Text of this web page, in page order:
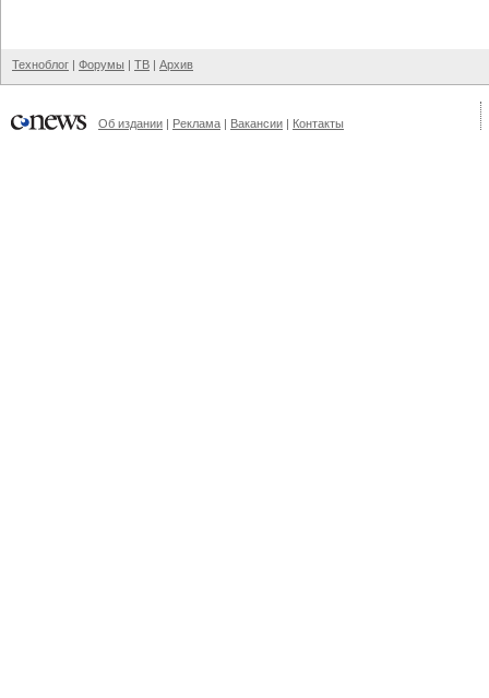
Техноблог | Форумы | ТВ | Архив
Об издании | Реклама | Вакансии | Контакты